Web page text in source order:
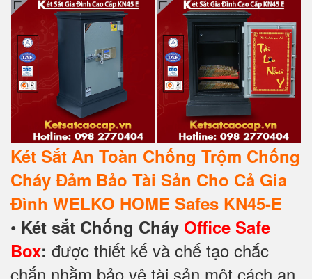
Két Sắt An Toàn Chống Trộm Chống
Cháy Đảm Bảo Tài Sản Cho Cả Gia
Đình WELKO HOME Safes KN45-E
• Két sắt Chống Cháy Office Safe
Box: được thiết kế và chế tạo chắc
chắn nhằm bảo vệ tài sản một cách an